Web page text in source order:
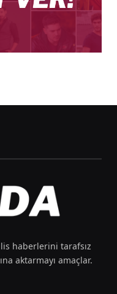
haberlerini tarafsız
aktarmayı amaçlar.